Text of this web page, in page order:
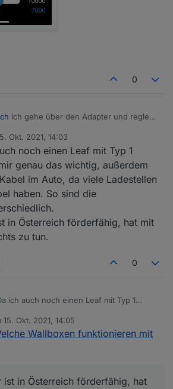
0
ich gehe über den Adapter und regle
nicht abdeckt und das fkt. einfach
Zutun.
hat kein festes Kabel, da musst du
beide Seiten an/abstecken.
auch, weils mir keiner vorher gesagt hat
da ich diese ohne Kabel gekauft habe,
Ladekabel dabei ist.
will ich nicht haben, ist auch ein Thema
in Ö.
Bilder dazu und fertisch is
Okt. 2021, 14:03
von
noch einen Leaf mit Typ 1
genau das wichtig, außerdem
im Auto, da viele Ladestellen
haben. So sind die
in Österreich förderfähig, hat mit
zu tun.
0
ich auch noch einen Leaf mit Typ 1
ein Kabel im Auto, da viele Ladestellen
Kabel haben. So sind die
unterschiedlich.
15. Okt. 2021, 14:05
von
Wallboxen funktionieren mit
ist in Österreich förderfähig, hat